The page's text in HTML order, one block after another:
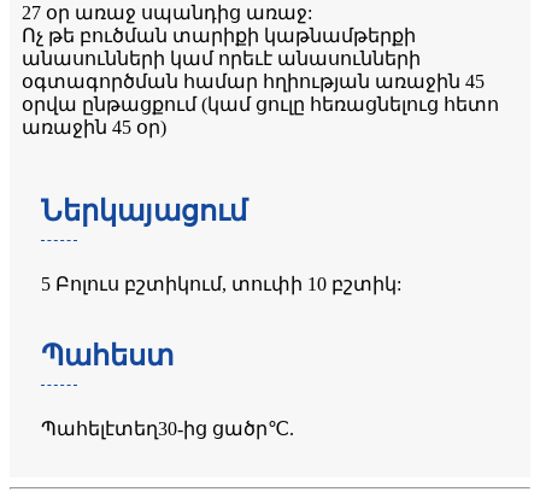
27 օր առաջ սպանդից առաջ:
Ոչ թե բուծման տարիքի կաթնամթերքի
անասունների կամ որեւէ անասունների
օգտագործման համար հղիության առաջին 45
օրվա ընթացքում (կամ ցուլը հեռացնելուց հետո
առաջին 45 օր)
Ներկայացում
5 Բոլուս բշտիկում, տուփի 10 բշտիկ:
Պահեստ
Պահել էտեղ30-ից ցածր℃.